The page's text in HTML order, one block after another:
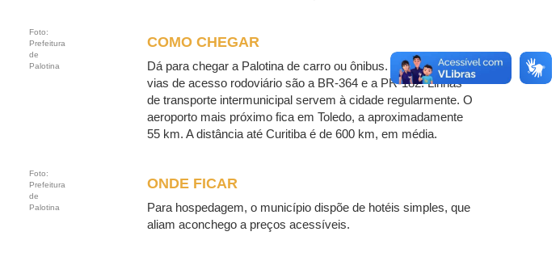
Foto:
Prefeitura
de
Palotina
COMO CHEGAR
Dá para chegar a Palotina de carro ou ônibus. As principais
vias de acesso rodoviário são a BR-364 e a PR-182. Linhas
de transporte intermunicipal servem à cidade regularmente. O
aeroporto mais próximo fica em Toledo, a aproximadamente
55 km. A distância até Curitiba é de 600 km, em média.
Foto:
Prefeitura
de
Palotina
ONDE FICAR
Para hospedagem, o município dispõe de hotéis simples, que
aliam aconchego a preços acessíveis.